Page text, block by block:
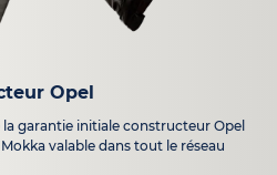
Opel
garantie initiale constructeur Opel
valable dans tout le réseau